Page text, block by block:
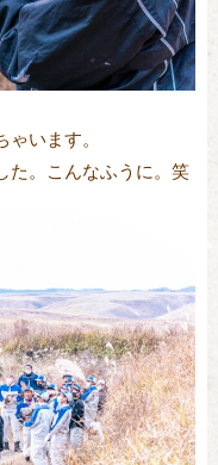
います。
た。こんなふうに。笑